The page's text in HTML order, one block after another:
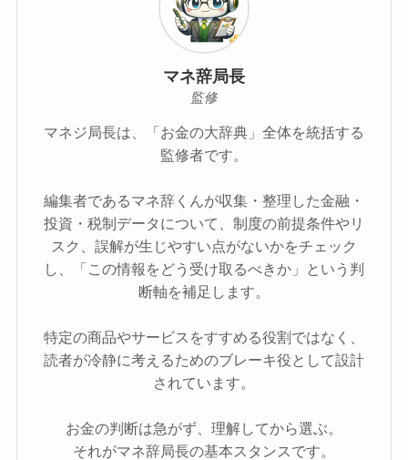
マネ辞局長
監修
マネジ局長は、「お金の大辞典」全体を統括する
監修者です。
編集者であるマネ辞くんが収集・整理した金融・
投資・税制データについて、制度の前提条件やリ
スク、誤解が生じやすい点がないかをチェック
し、「この情報をどう受け取るべきか」という判
断軸を補足します。
特定の商品やサービスをすすめる役割ではなく、
読者が冷静に考えるためのブレーキ役として設計
されています。
お金の判断は急がず、理解してから選ぶ。
それがマネ辞局長の基本スタンスです。